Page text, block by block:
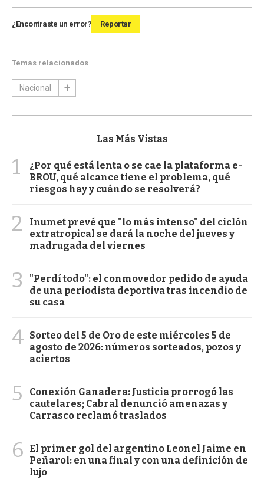
¿Encontraste un error? Reportar
Temas relacionados
Nacional
Las Más Vistas
1
¿Por qué está lenta o se cae la plataforma e-
BROU, qué alcance tiene el problema, qué
riesgos hay y cuándo se resolverá?
2
Inumet prevé que "lo más intenso" del ciclón
extratropical se dará la noche del jueves y
madrugada del viernes
3
"Perdí todo": el conmovedor pedido de ayuda
de una periodista deportiva tras incendio de
su casa
4 Sorteo del 5 de Oro de este miércoles 5 de
agosto de 2026: números sorteados, pozos y
aciertos
5
Conexión Ganadera: Justicia prorrogó las
cautelares; Cabral denunció amenazas y
Carrasco reclamó traslados
6
El primer gol del argentino Leonel Jaime en
Peñarol: en una final y con una definición de
lujo